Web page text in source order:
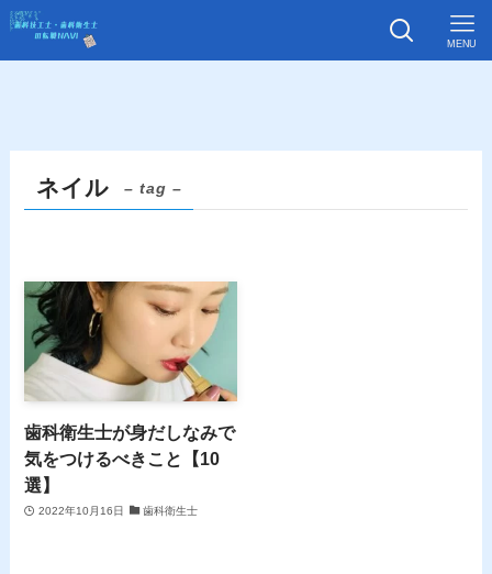
MENU
ネイル – tag –
歯科衛生士が身だしなみで
気をつけるべきこと【10
選】
2022年10月16日 歯科衛生士